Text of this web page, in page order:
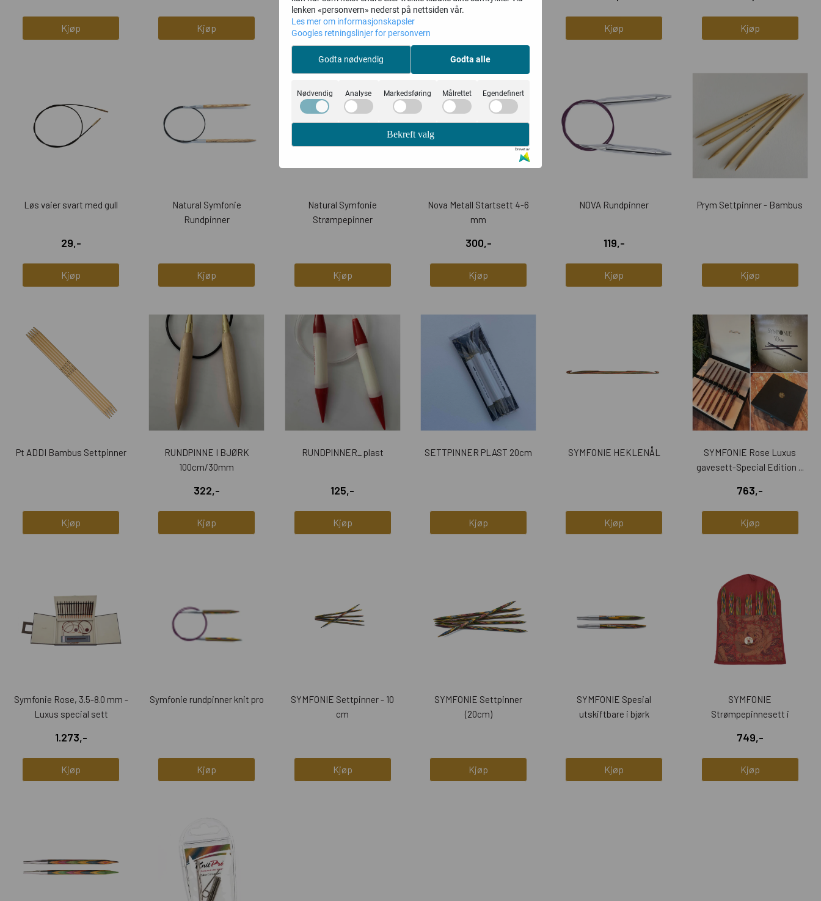
Kjøp Kjøp Kjøp Kjøp Kjøp
Løs vaier svart med gull
29,-
Kjøp
Natural Symfonie
Rundpinner
Kjøp
Natural Symfonie
Strømpepinner
Kjøp
Nova Metall Startsett 4-6
mm
300,-
Kjøp
NOVA Rundpinner
119,-
Kjøp
Prym Settpinner - Bambus
Kjøp
Pt ADDI Bambus Settpinner
Kjøp
RUNDPINNE I BJØRK
100cm/30mm
322,-
Kjøp
RUNDPINNER_ plast
125,-
Kjøp
SETTPINNER PLAST 20cm
Kjøp
SYMFONIE HEKLENÅL
Kjøp
SYMFONIE Rose Luxus
gavesett-Special Edition ...
763,-
Kjøp
Symfonie Rose, 3.5-8.0 mm -
Luxus special sett
1.273,-
Kjøp
Symfonie rundpinner knit pro
Kjøp
SYMFONIE Settpinner - 10
cm
Kjøp
SYMFONIE Settpinner
(20cm)
Kjøp
SYMFONIE Spesial
utskiftbare i bjørk
Kjøp
SYMFONIE
Strømpepinnesett i
749,-
Kjøp
lenken «personvern» nederst på nettsiden vår.
Les mer om informasjonskapsler
Googles retningslinjer for personvern
Godta nødvendig Godta alle
Nødvendig Analyse Markedsføring Målrettet Egendefinert
Bekreft valg
Drevet av